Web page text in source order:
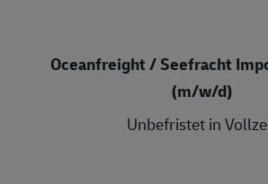
Oceanfreight / Seefracht
(m/w/d)
Unbefristet in